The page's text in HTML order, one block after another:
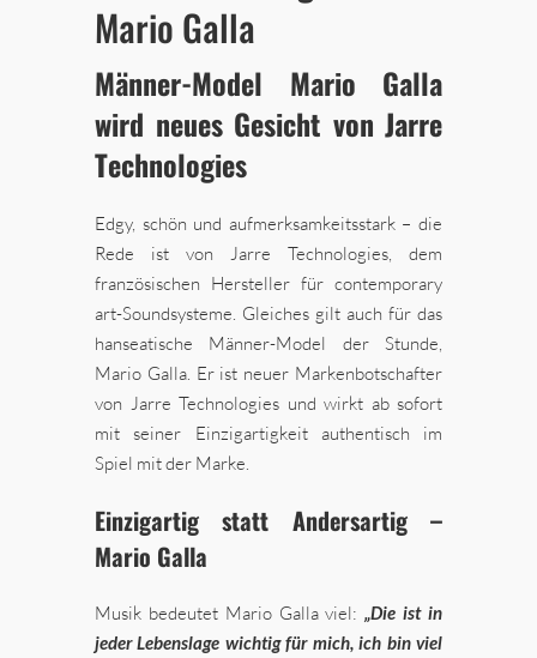
Mario Galla
Männer-Model
Mario Galla
wird neues Gesicht von Jarre
Technologies
Edgy, schön und aufmerksamkeitsstark – die
Rede ist von Jarre Technologies, dem
französischen Hersteller für contemporary
art-Soundsysteme. Gleiches gilt auch für das
hanseatische Männer-Model der Stunde,
Mario Galla. Er ist neuer Markenbotschafter
von Jarre Technologies und wirkt ab sofort
mit seiner Einzigartigkeit authentisch im
Spiel mit der Marke.
Einzigartig statt Andersartig –
Mario Galla
Musik bedeutet Mario Galla viel:„Die ist in
jeder Lebenslage wichtig für mich, ich bin viel